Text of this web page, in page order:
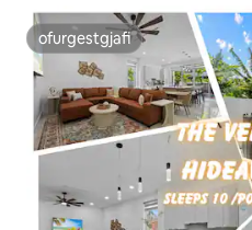
ofurgestgjafi
ofurgestgjafi